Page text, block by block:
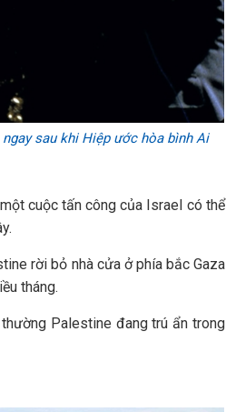
sau khi Hiệp ước hòa bình Ai
cuộc tấn công của Israel có thể
rời bỏ nhà cửa ở phía bắc Gaza
tháng.
Palestine đang trú ẩn trong